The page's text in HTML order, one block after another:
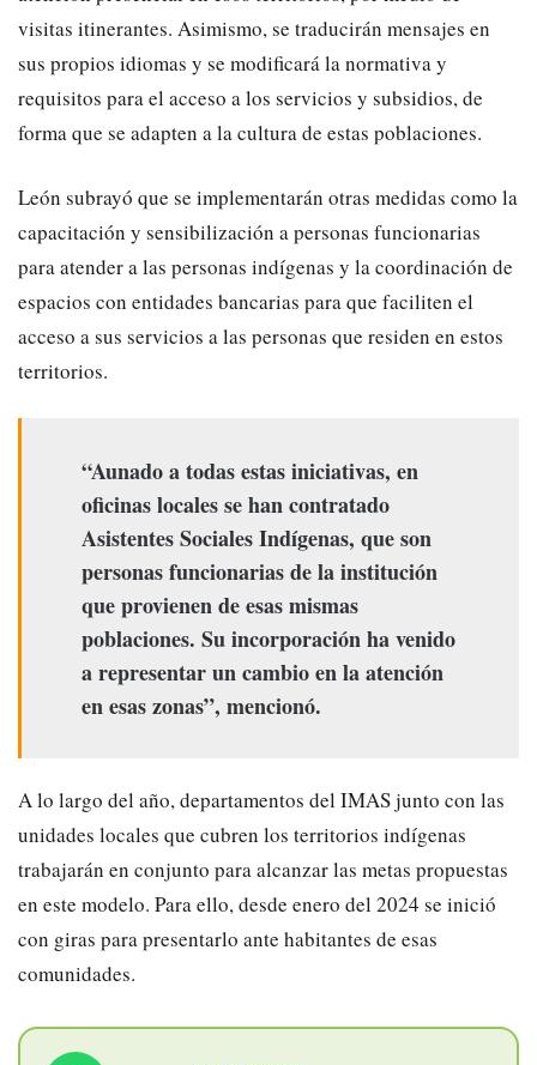
visitas itinerantes. Asimismo, se traducirán mensajes en
sus propios idiomas y se modificará la normativa y
requisitos para el acceso a los servicios y subsidios, de
forma que se adapten a la cultura de estas poblaciones.
León subrayó que se implementarán otras medidas como la
capacitación y sensibilización a personas funcionarias
para atender a las personas indígenas y la coordinación de
espacios con entidades bancarias para que faciliten el
acceso a sus servicios a las personas que residen en estos
territorios.
“Aunado a todas estas iniciativas, en
oficinas locales se han contratado
Asistentes Sociales Indígenas, que son
personas funcionarias de la institución
que provienen de esas mismas
poblaciones. Su incorporación ha venido
a representar un cambio en la atención
en esas zonas”, mencionó.
A lo largo del año, departamentos del IMAS junto con las
unidades locales que cubren los territorios indígenas
trabajarán en conjunto para alcanzar las metas propuestas
en este modelo. Para ello, desde enero del 2024 se inició
con giras para presentarlo ante habitantes de esas
comunidades.